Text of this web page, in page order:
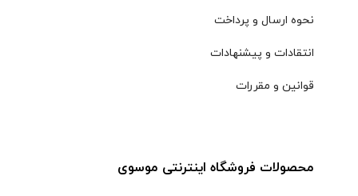
نحوه ارسال و پرداخت
انتقادات و پیشنهادات
قوانین و مقررات
محصولات فروشگاه اینترنتی موسوی